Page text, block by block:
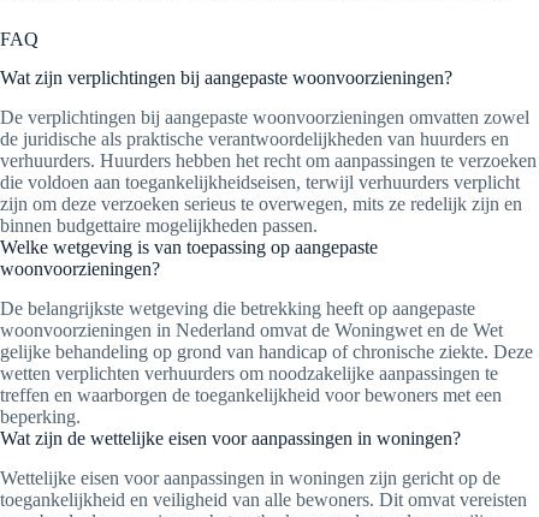
FAQ
Wat zijn verplichtingen bij aangepaste woonvoorzieningen?
De verplichtingen bij aangepaste woonvoorzieningen omvatten zowel
de juridische als praktische verantwoordelijkheden van huurders en
verhuurders. Huurders hebben het recht om aanpassingen te verzoeken
die voldoen aan toegankelijkheidseisen, terwijl verhuurders verplicht
zijn om deze verzoeken serieus te overwegen, mits ze redelijk zijn en
binnen budgettaire mogelijkheden passen.
Welke wetgeving is van toepassing op aangepaste
woonvoorzieningen?
De belangrijkste wetgeving die betrekking heeft op aangepaste
woonvoorzieningen in Nederland omvat de Woningwet en de Wet
gelijke behandeling op grond van handicap of chronische ziekte. Deze
wetten verplichten verhuurders om noodzakelijke aanpassingen te
treffen en waarborgen de toegankelijkheid voor bewoners met een
beperking.
Wat zijn de wettelijke eisen voor aanpassingen in woningen?
Wettelijke eisen voor aanpassingen in woningen zijn gericht op de
toegankelijkheid en veiligheid van alle bewoners. Dit omvat vereisten